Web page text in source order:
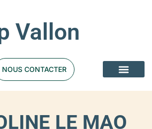
Vallon
NOUS CONTACTER
LE MAO